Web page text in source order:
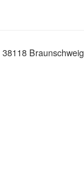
38118 Braunschweig